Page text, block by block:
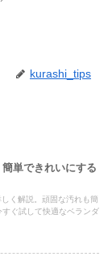
kurashi_tips
単できれいにする
く解説。頑固な汚れも簡
ぐ試して快適なベランダ